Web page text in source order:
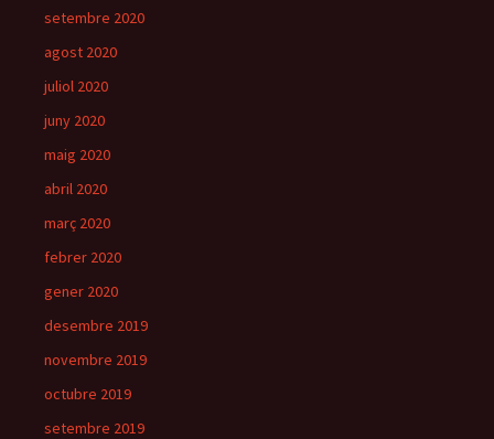
setembre 2020
agost 2020
juliol 2020
juny 2020
maig 2020
abril 2020
març 2020
febrer 2020
gener 2020
desembre 2019
novembre 2019
octubre 2019
setembre 2019